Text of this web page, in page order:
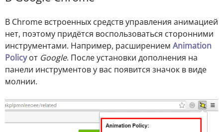
В Chrome встроенных средств управления анимацией
нет, поэтому придётся воспользоваться сторонними
инструментами. Например, расширением Animation
Policyот Google. После установки дополнения на
панели инструментов у вас появится значок в виде
молнии.